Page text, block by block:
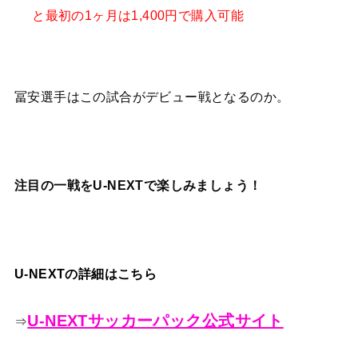
と最初の1ヶ月は1,400円で購入可能
冨安選手はこの試合がデビュー戦となるのか。
注目の一戦をU-NEXTで楽しみましょう！
U-NEXTの詳細はこちら
⇒U-NEXTサッカーパック公式サイト